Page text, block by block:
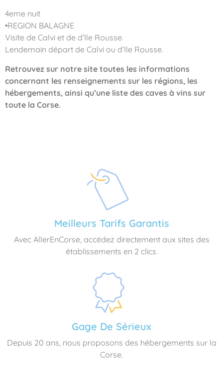
4eme nuit
•REGION BALAGNE
Visite de Calvi et de d’Ile Rousse.
Lendemain départ de Calvi ou d’Ile Rousse.
Retrouvez sur notre site toutes les informations
concernant les renseignements sur les régions, les
hébergements, ainsi qu’une liste des caves à vins sur
toute la Corse.
Meilleurs Tarifs Garantis
Avec AllerEnCorse, accédez directement aux sites des
établissements en 2 clics.
Gage De Sérieux
Depuis 20 ans, nous proposons des hébergements sur la
Corse.